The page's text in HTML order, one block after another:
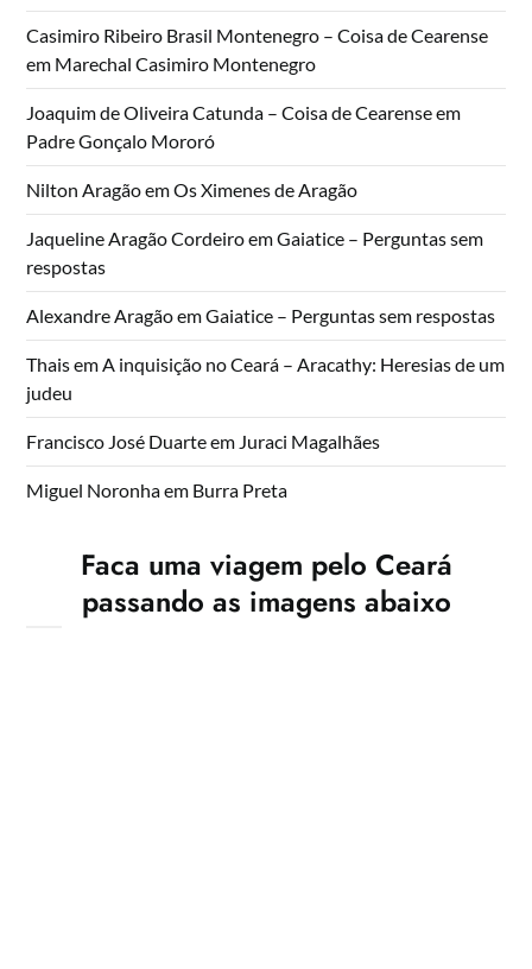
Casimiro Ribeiro Brasil Montenegro – Coisa de Cearense
em Marechal Casimiro Montenegro
Joaquim de Oliveira Catunda – Coisa de Cearenseem
Padre Gonçalo Mororó
Nilton AragãoemOs Ximenes de Aragão
Jaqueline Aragão CordeiroemGaiatice – Perguntas sem
respostas
Alexandre AragãoemGaiatice – Perguntas sem respostas
ThaisemA inquisição no Ceará – Aracathy: Heresias de um
judeu
Francisco José Duarteem Juraci Magalhães
Miguel Noronhaem Burra Preta
Faca uma viagem pelo Ceará
passando as imagens abaixo